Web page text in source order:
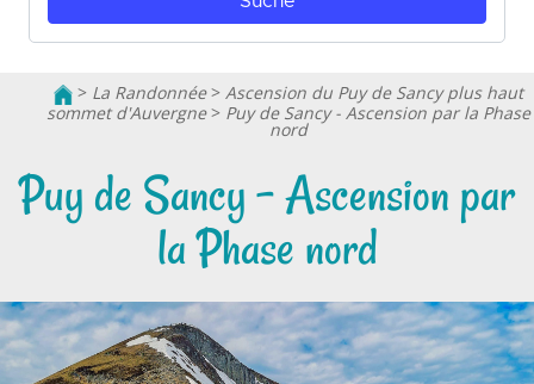
> La Randonnée> Ascension du Puy de Sancy plus haut
sommet d'Auvergne> Puy de Sancy - Ascension par la Phase
nord
Puy de Sancy - Ascension par
la Phase nord